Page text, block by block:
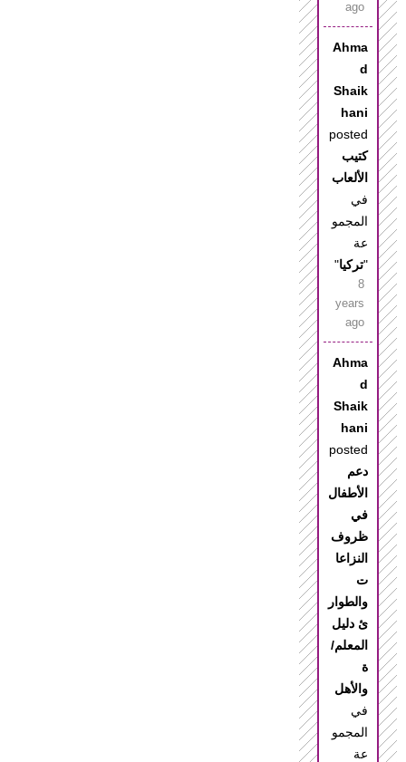
ago
Ahma
d
Shaik
hani
posted
كتيب
الألعاب
في
المجمو
عة
"تركيا"
8
years
ago
Ahma
d
Shaik
hani
posted
دعم
الأطفال
في
ظروف
النزاعا
ت
والطوار
ئ دليل
المعلم/
ة
والأهل
في
المجمو
عة